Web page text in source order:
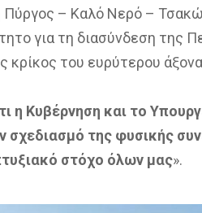
– Καλό Νερό –
για τη διασύνδεση της
κρίκος του ευρύτερου
η Κυβέρνηση και το
της φυσικής
στόχο όλων μας».